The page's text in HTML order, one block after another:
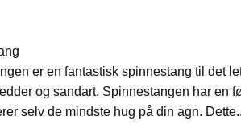
er en fantastisk spinnestang til det
og sandart. Spinnestangen har en
selv de mindste hug på din agn. Dette